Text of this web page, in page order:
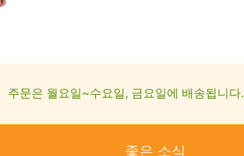
주문은 월요일~수요일, 금요일에 배송됩니다.
좋은 소식